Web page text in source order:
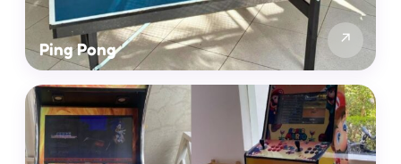
Ping Pong ↗